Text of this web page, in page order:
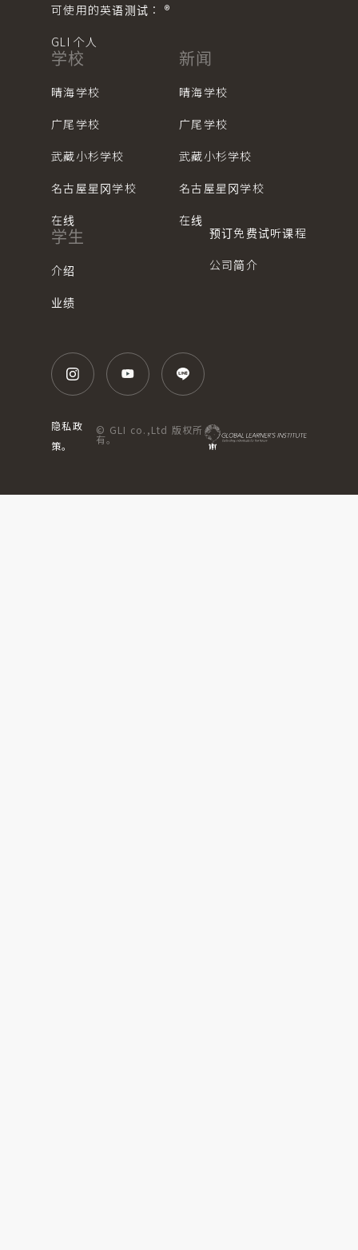
可使用的英语测试： ®︎
GLI 个人
学校
晴海学校
广尾学校
武藏小杉学校
名古屋星冈学校
在线
新闻
晴海学校
广尾学校
武藏小杉学校
名古屋星冈学校
在线
学生
介绍
业绩
预订免费试听课程
公司简介
隐私政
策。
© GLI co.,Ltd 版权所
有。